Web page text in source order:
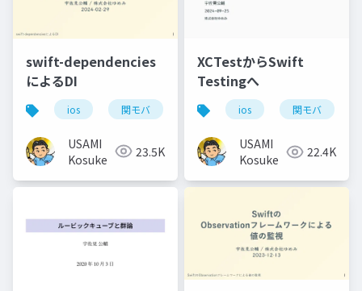
swift-dependencies
によるDI
ios 関モバ
USAMI
Kosuke
23.5K
XCTestからSwift
Testingへ
ios 関モバ
USAMI
Kosuke
22.4K